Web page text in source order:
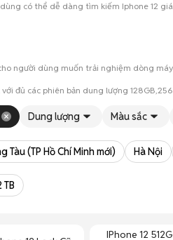
có thể dễ dàng tìm kiếm Iphone 12
người dùng muốn trải nghiệm dòng
đủ các phiên bản dung lượng
khi mua.
Dung lượng Màu sắc
Tàu (TP Hồ Chí Minh mới) Hà Nội
TB
IPhone 12